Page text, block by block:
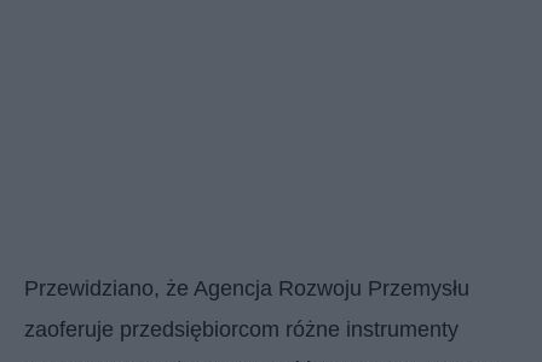
Przewidziano, że Agencja Rozwoju Przemysłu
zaoferuje przedsiębiorcom różne instrumenty